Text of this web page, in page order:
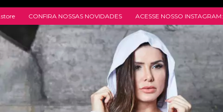
CONFIRA NOSSAS NOVIDADES ACESSE NOSSO INSTAGRAM: